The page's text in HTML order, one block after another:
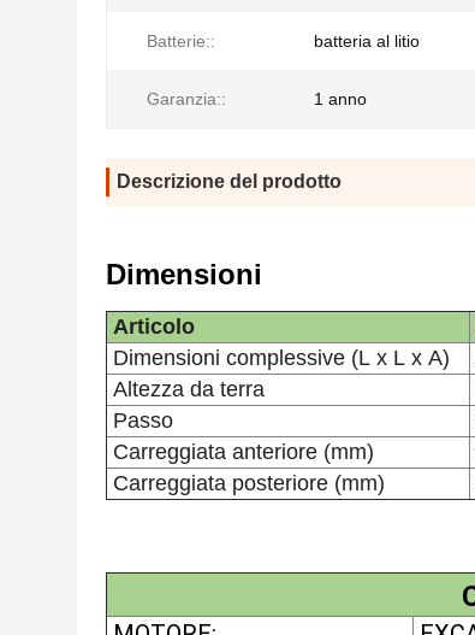
Batterie:: batteria al litio
Garanzia:: 1 anno
Descrizione del prodotto
Dimensioni
Articolo
Dimensioni complessive (L x L x A)
Altezza da terra
Passo
Carreggiata anteriore (mm)
Carreggiata posteriore (mm)